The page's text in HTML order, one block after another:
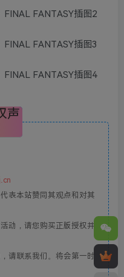
声
表本站赞同其观点和对其
动，请您购买正版授权并
请联系我们。将会第一时